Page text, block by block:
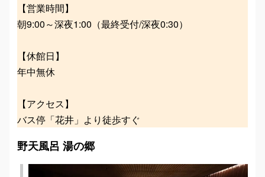
【営業時間】
朝9:00～深夜1:00（最終受付/深夜0:30）
【休館日】
年中無休
【アクセス】
バス停「花井」より徒歩すぐ
野天風呂 湯の郷